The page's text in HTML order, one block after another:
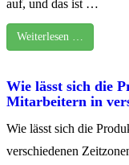
auf, und das ist …
Weiterlesen …
Wie lässt sich die
Mitarbeitern in
Wie lässt sich die
verschiedenen